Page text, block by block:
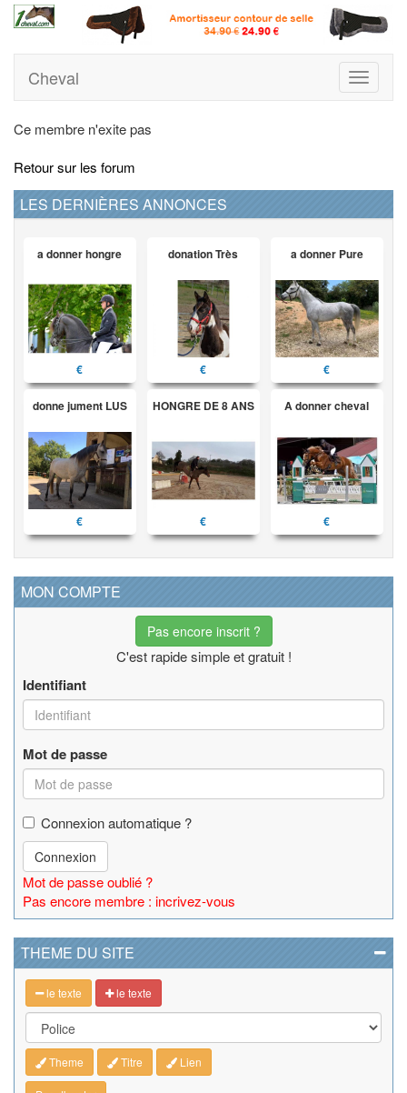
Toggle
Cheval
Ce membre n'exite pas
Retour sur les forum
LES DERNIÈRES ANNONCES
a donner hongre
€
donation Très
€
a donner Pure
€
donne jument LUS
€
HONGRE DE 8 ANS
€
A donner cheval
€
MON COMPTE
Pas encore inscrit ?
C'est rapide simple et gratuit !
Identifiant
Mot de passe
Connexion automatique ?
Connexion
Mot de passe oublié ?
Pas encore membre : incrivez-vous
THEME DU SITE
le texte le texte
Theme Titre Lien